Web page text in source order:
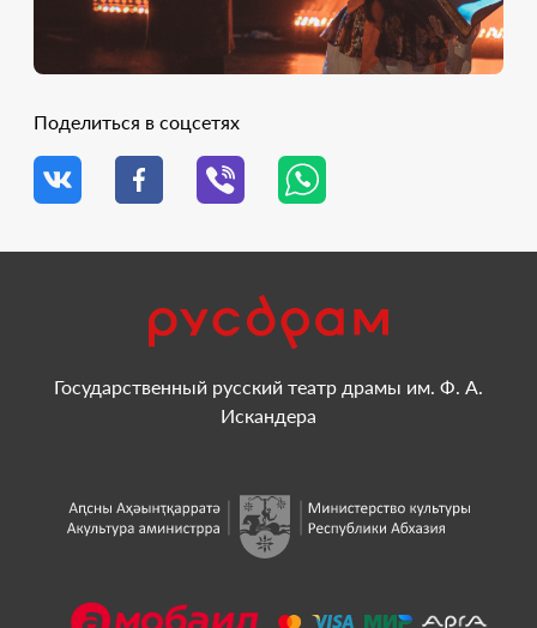
Поделиться в соцсетях
Государственный русский театр драмы им. Ф. А.
Искандера